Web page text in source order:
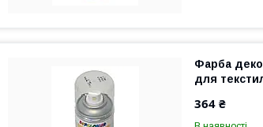
Фарба
для
364 ₴